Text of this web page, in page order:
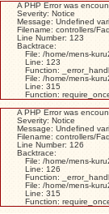
A PHP Error was
Severity: Notice
Message: Undefined
Filename: controllers/
Line Number: 123
Backtrace:
File: /home/mens-
Line: 123
Function:
File: /home/mens-
Line: 315
Function:
A PHP Error was
Severity: Notice
Message: Undefined
Filename: controllers/
Line Number: 126
Backtrace:
File: /home/mens-
Line: 126
Function:
File: /home/mens-
Line: 315
Function: